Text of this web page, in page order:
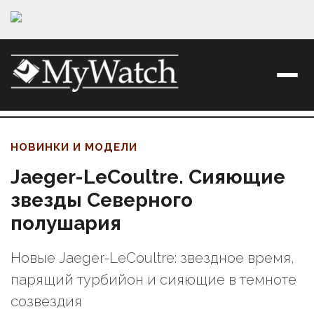
НОВИНКИ И МОДЕЛИ
Jaeger-LeCoultre. Сияющие
звезды Северного
полушария
Новые Jaeger-LeCoultre: звездное время,
парящий турбийон и сияющие в темноте
созвездия